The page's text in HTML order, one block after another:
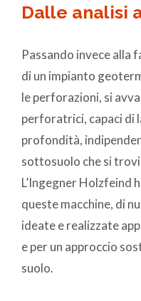
Dalle analisi
Passando invece alla
di un impianto
le perforazioni, si
perforatrici, capaci di
profondità,
sottosuolo che si
L’Ingegner Holzfeind
queste macchine, di
ideate e realizzate
e per un approccio
suolo.